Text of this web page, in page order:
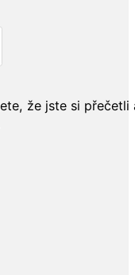
že jste si přečetli